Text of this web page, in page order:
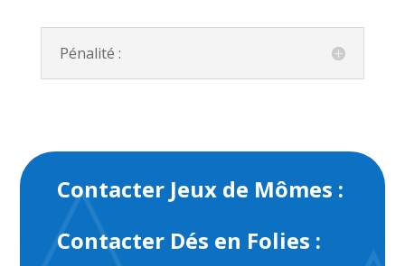
Pénalité :
Contacter Jeux de Mômes :
Contacter Dés en Folies :